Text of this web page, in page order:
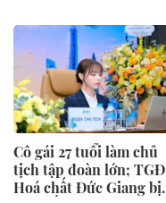
Cô gái 27 tuổi làm chủ
tịch tập đoàn lớn; TGĐ
Hoá chất Đức Giang bị